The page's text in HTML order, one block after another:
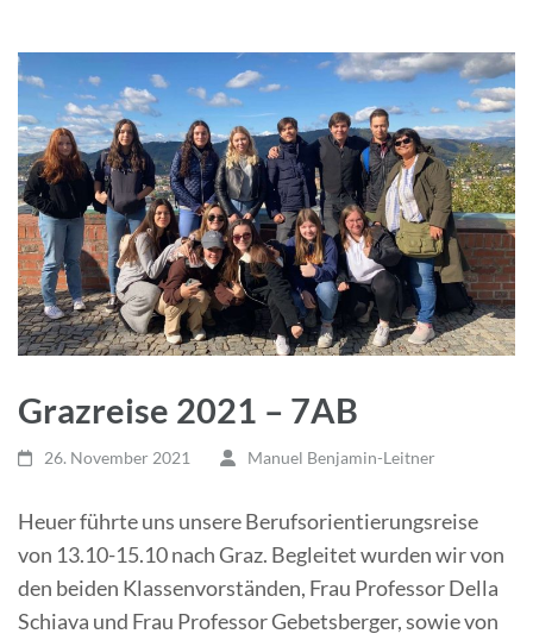
Grazreise 2021 – 7AB
26. November 2021 Manuel Benjamin-Leitner
Heuer führte uns unsere Berufsorientierungsreise
von 13.10-15.10 nach Graz. Begleitet wurden wir von
den beiden Klassenvorständen, Frau Professor Della
Schiava und Frau Professor Gebetsberger, sowie von